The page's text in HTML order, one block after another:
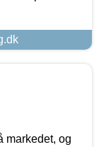
markedet, og